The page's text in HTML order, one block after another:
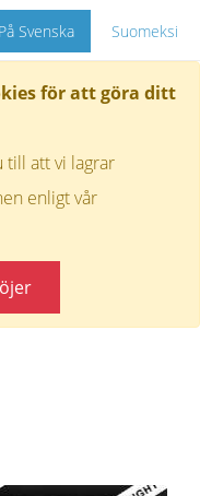
för att göra ditt
till att vi lagrar
enligt vår
På Svenska Suomeksi